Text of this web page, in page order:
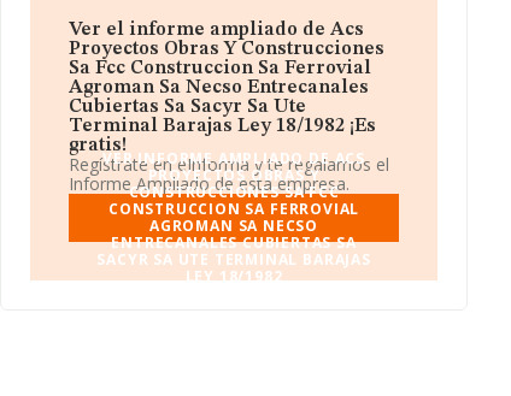
Sa Ferrovial Agroman Sa Necso Entrecanales
Cubiertas Sa Sacyr Sa Ute Terminal Barajas
Ley 18/1982 está localizada en Calle Maldonado,
50 - 1 B. Su actividad CNAE se ubica dentro de 9499
- Otras actividades asociativas n.c.o.p..
Proyectos Obras Y Construcciones Sa Fcc
Construccion Sa Ferrovial Agroman Sa Necso
Entrecanales Cubiertas Sa Sacyr Sa Ute
Terminal Barajas Ley 18/1982tiene un modelo
de sociedad Unión temporal de empresas.
Ver el informe ampliado de Acs
Proyectos Obras Y Construcciones
Sa Fcc Construccion Sa Ferrovial
Agroman Sa Necso Entrecanales
Cubiertas Sa Sacyr Sa Ute
Terminal Barajas Ley 18/1982 ¡Es
gratis!
Regístrate en eInforma y te regalamos el
Informe Ampliado de esta empresa.
VER INFORME AMPLIADO DE ACS
PROYECTOS OBRAS Y
CONSTRUCCIONES SA FCC
CONSTRUCCION SA FERROVIAL
AGROMAN SA NECSO
ENTRECANALES CUBIERTAS SA
SACYR SA UTE TERMINAL BARAJAS
LEY 18/1982